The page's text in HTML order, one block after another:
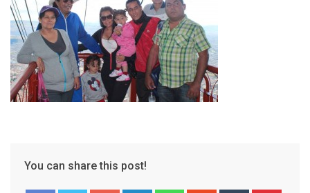
You can share this post!